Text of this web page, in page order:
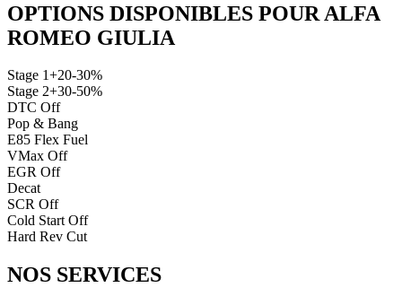
OPTIONS DISPONIBLES POUR ALFA
ROMEO GIULIA
Stage 1+20-30%
Stage 2+30-50%
DTC Off
Pop & Bang
E85 Flex Fuel
VMax Off
EGR Off
Decat
SCR Off
Cold Start Off
Hard Rev Cut
NOS SERVICES